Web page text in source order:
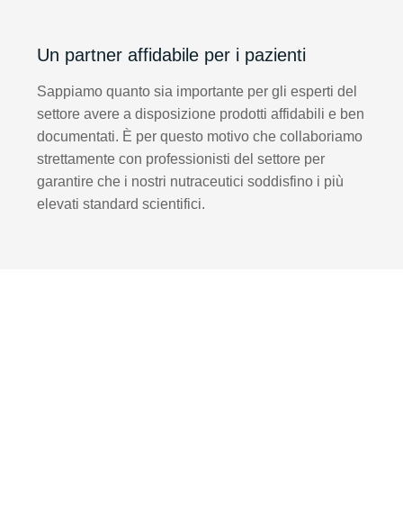
Un partner affidabile per i pazienti
Sappiamo quanto sia importante per gli esperti del
settore avere a disposizione prodotti affidabili e ben
documentati. È per questo motivo che collaboriamo
strettamente con professionisti del settore per
garantire che i nostri nutraceutici soddisfino i più
elevati standard scientifici.